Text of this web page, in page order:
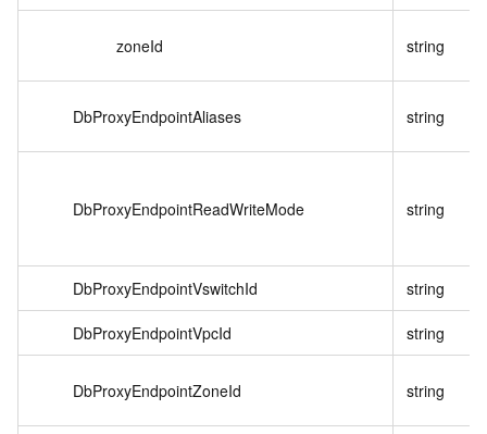
zoneId string
DbProxyEndpointAliases string
DbProxyEndpointReadWriteMode string
DbProxyEndpointVswitchId string
DbProxyEndpointVpcId string
DbProxyEndpointZoneId string